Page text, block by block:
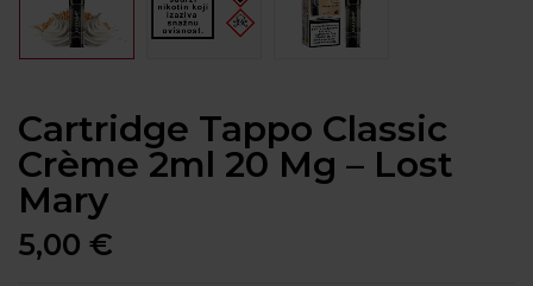
Cartridge Tappo Classic
Crème 2ml 20 Mg – Lost
Mary
5,00 €